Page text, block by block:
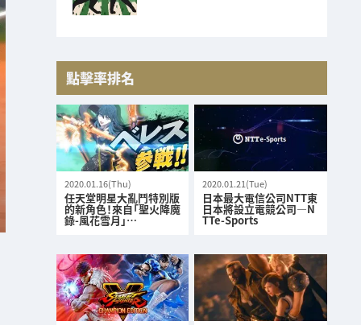
點擊率排名
2020.01.16(Thu)
任天堂明星大亂鬥特別版
的新角色！來自「聖火降魔
錄-風花雪月」…
2020.01.21(Tue)
日本最大電信公司NTT東
日本將設立電競公司—N
TTe-Sports